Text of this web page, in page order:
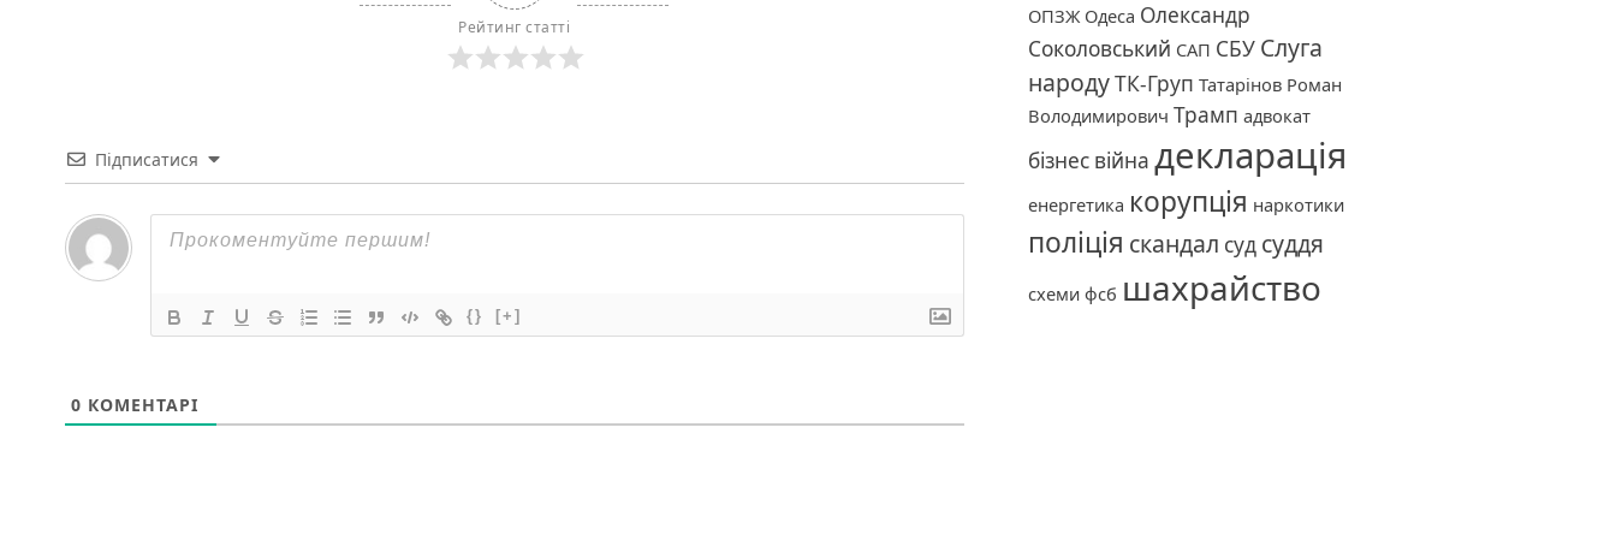
Рейтинг статті
Підписатися
{} [+]
0 КОМЕНТАРІ
ОПЗЖ Одеса Олександр
Соколовський САП СБУ Слуга
народуТК-Груп Татарінов Роман
Володимирович Трамп адвокат
бізнес війна декларація
енергетика корупція наркотики
поліція скандал суд суддя
схеми фсб шахрайство